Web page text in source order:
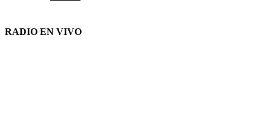
RADIO EN VIVO